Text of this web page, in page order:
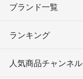
ブランド一覧
ランキング
人気商品チャンネル